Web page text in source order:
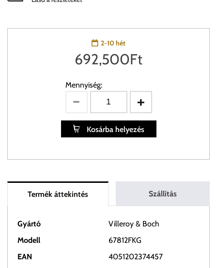
2-10 hét
692,500Ft
Mennyiség:
Kosárba helyezés
Termék áttekintés Szállítás
Gyártó
Villeroy & Boch
Modell
67812FKG
EAN
4051202374457